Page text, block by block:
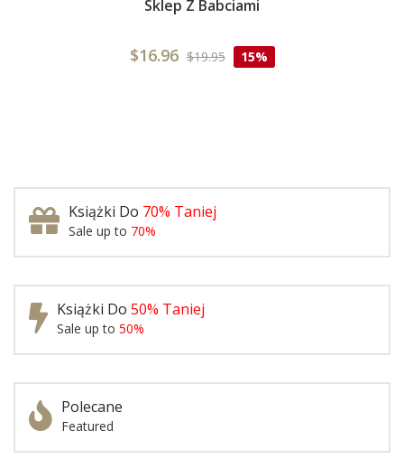
Sklep Z Babciami
$16.96 $19.95 15%
Książki Do 70% Taniej
Sale up to 70%
Książki Do 50% Taniej
Sale up to 50%
Polecane
Featured